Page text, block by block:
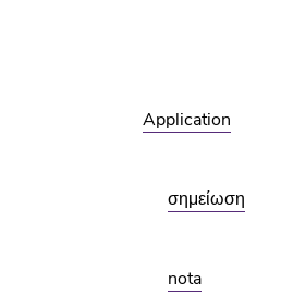
Application
σημείωση
nota